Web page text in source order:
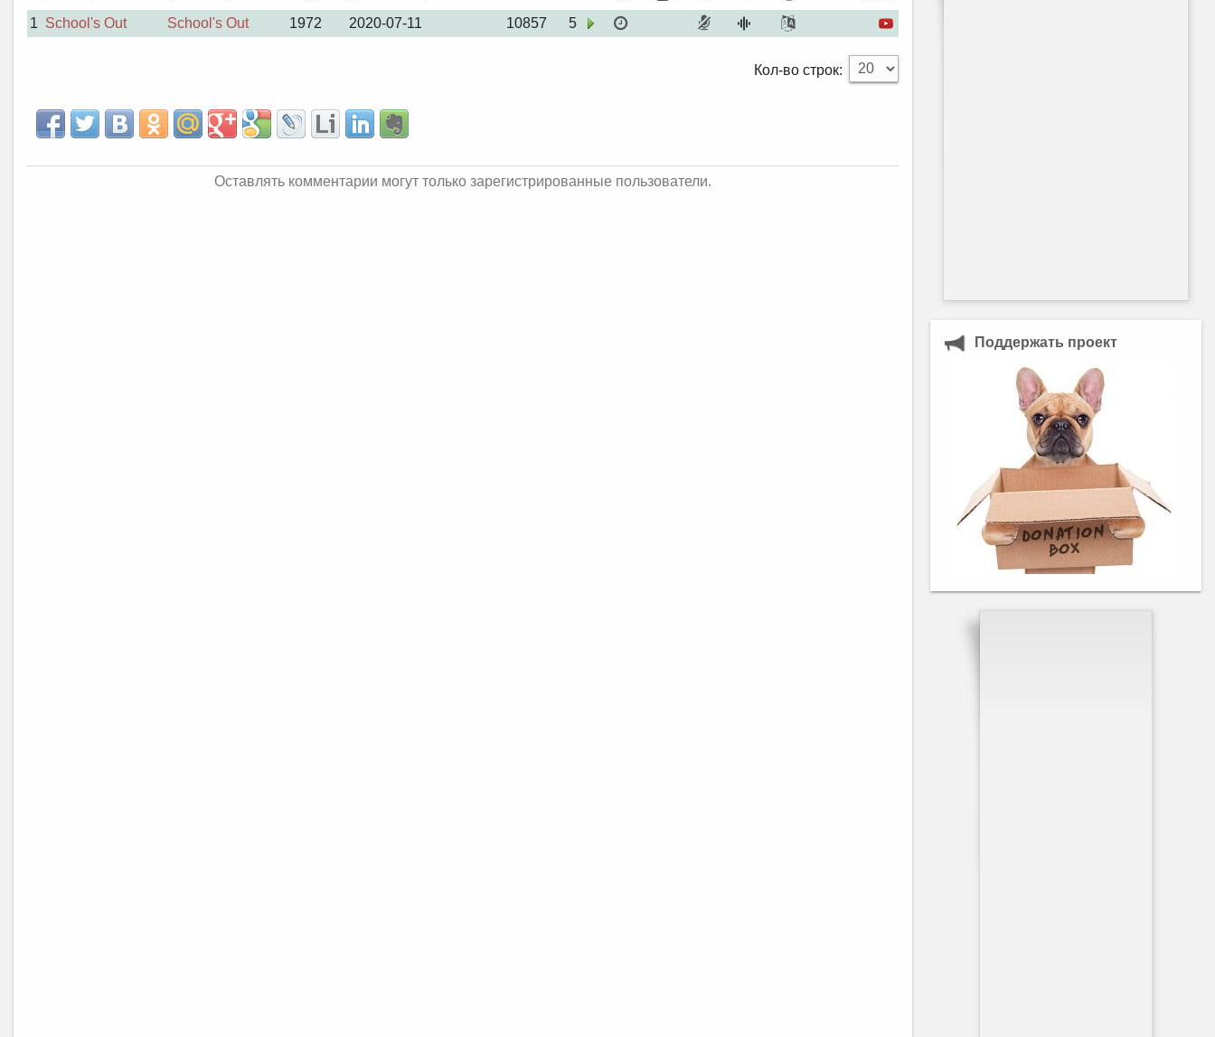
1 School's Out School's Out 1972 2020-07-11 10857 5
Кол-во строк:
Оставлять комментарии могут только зарегистрированные пользователи.
Поддержать проект